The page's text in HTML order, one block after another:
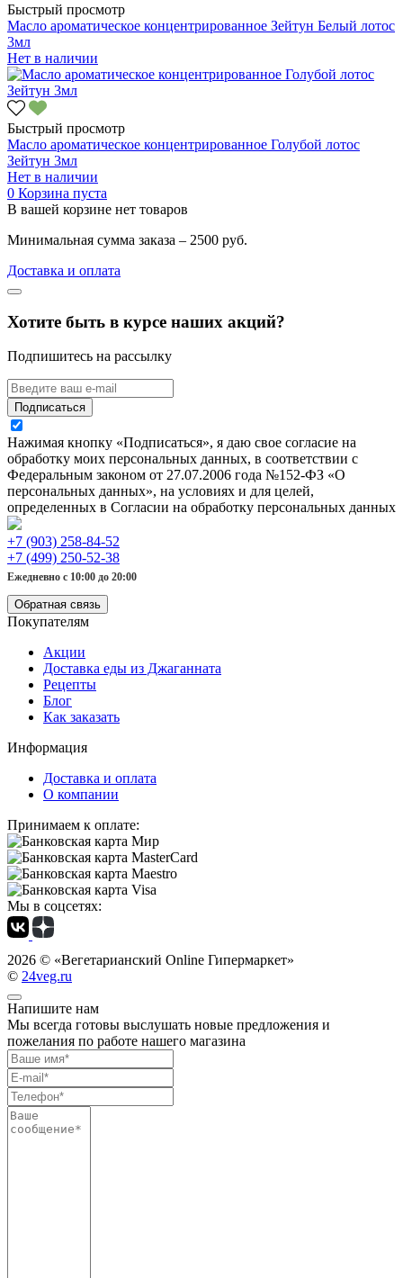
Быстрый просмотр
Масло ароматическое концентрированное Зейтун Белый лотос
3мл
Нет в наличии
Быстрый просмотр
Масло ароматическое концентрированное Голубой лотос
Зейтун 3мл
Нет в наличии
0 Корзина пуста
В вашей корзине нет товаров
Минимальная сумма заказа – 2500 руб.
Доставка и оплата
Хотите быть в курсе наших акций?
Подпишитесь на рассылку
Подписаться
Нажимая кнопку «Подписаться», я даю свое согласие на
обработку моих персональных данных, в соответствии с
Федеральным законом от 27.07.2006 года №152-ФЗ «О
персональных данных», на условиях и для целей,
определенных в Согласии на обработку персональных данных
+7 (903) 258-84-52
+7 (499) 250-52-38
Ежедневно с 10:00 до 20:00
Обратная связь
Покупателям
Акции
Доставка еды из Джаганната
Рецепты
Блог
Как заказать
Информация
Доставка и оплата
О компании
Принимаем к оплате:
Мы в соцсетях:
2026 © «Вегетарианский Online Гипермаркет»
© 24veg.ru
Напишите нам
Мы всегда готовы выслушать новые предложения и
пожелания по работе нашего магазина